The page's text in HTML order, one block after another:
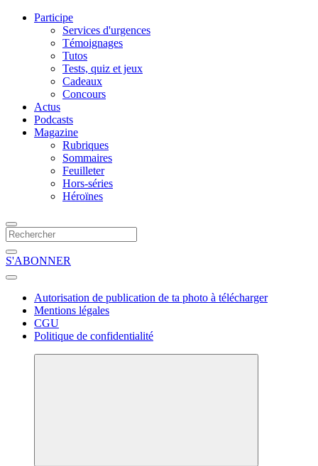
Participe
Services d'urgences
Témoignages
Tutos
Tests, quiz et jeux
Cadeaux
Concours
Actus
Podcasts
Magazine
Rubriques
Sommaires
Feuilleter
Hors-séries
Héroïnes
S'ABONNER
Autorisation de publication de ta photo à télécharger
Mentions légales
CGU
Politique de confidentialité